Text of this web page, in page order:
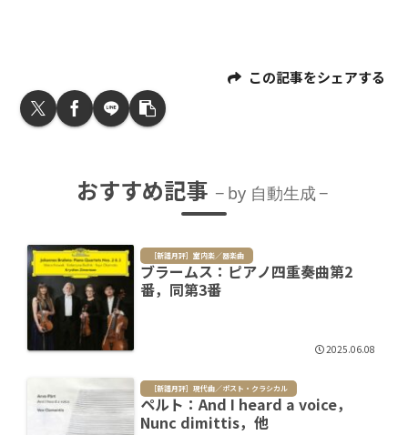
この記事をシェアする
おすすめ記事 by 自動生成
［新譜月評］室内楽／器楽曲
ブラームス：ピアノ四重奏曲第2
番，同第3番
2025.06.08
［新譜月評］現代曲／ポスト・クラシカル
ペルト：And I heard a voice，
Nunc dimittis，他